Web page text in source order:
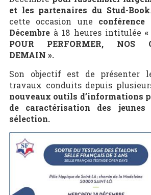
et les partenaires du Stud-Book
cette occasion une
Décembreà 18 heures intitulée
POUR PERFORMER, NOS
DEMAIN ».
Son objectif est de présenter
travaux conduits depuis
nouveaux outils d’informations
de caractérisation des
sélection.